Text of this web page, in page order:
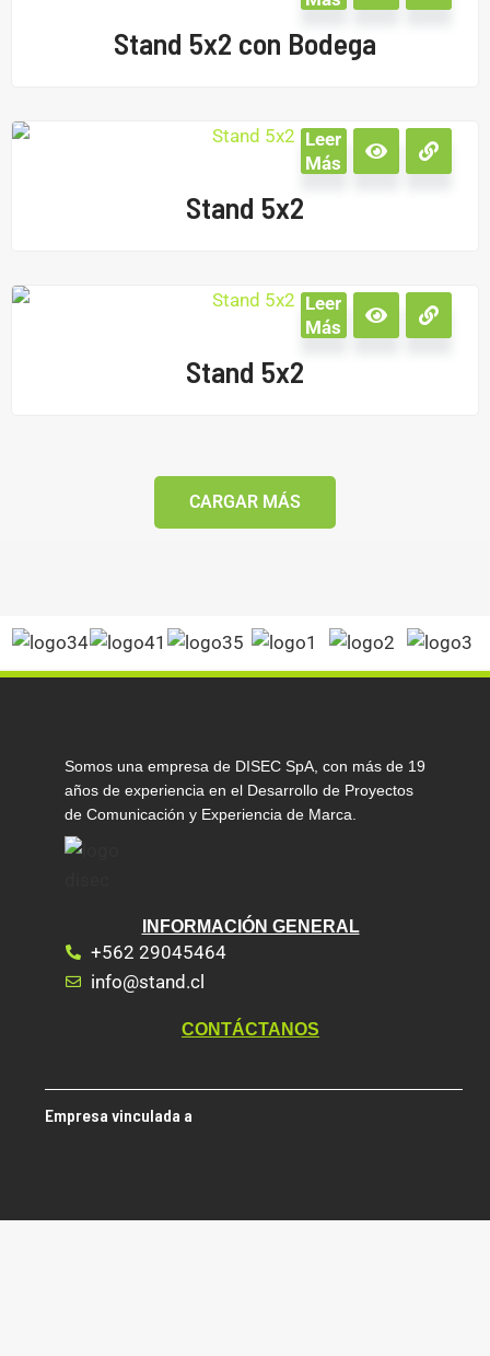
Stand 5x2 con Bodega
Leer
Más
Stand 5x2
Leer
Más
Stand 5x2
CARGAR MÁS
Somos una empresa de DISEC SpA, con más de 19
años de experiencia en el Desarrollo de Proyectos
de Comunicación y Experiencia de Marca.
INFORMACIÓN GENERAL
+562 29045464
info@stand.cl
CONTÁCTANOS
Empresa vinculada a